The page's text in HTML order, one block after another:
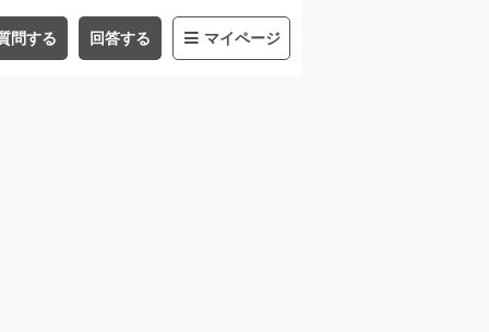
問する 回答する マイページ